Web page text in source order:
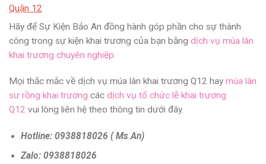
Quận 12
Hãy để Sự Kiện Bảo An đồng hành góp phần cho sự thành
công trong sự kiện khai trương của bạn bằng dịch vụ múa lân
khai trương chuyên nghiệp.
Mọi thắc mắc về dịch vụ múa lân khai trương Q12 hay múa lân
sư rồng khai trương các dịch vụ tổ chức lễ khai trương
Q12 vui lòng liên hệ theo thông tin dưới đây.
Hotline: 0938818026 ( Ms An)
Zalo: 0938818026